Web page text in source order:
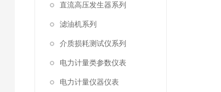
直流高压发生器系列
滤油机系列
介质损耗测试仪系列
电力计量类参数仪表
电力计量仪器仪表